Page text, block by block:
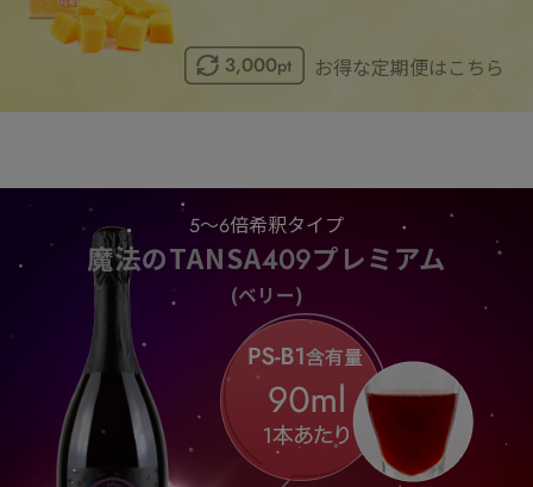
お得な定期便はこちら
5～6倍希釈タイプ
魔法のTANSA409プレミアム
(ベリー)